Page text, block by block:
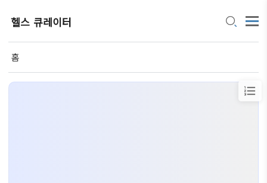
헬스 큐레이터
홈